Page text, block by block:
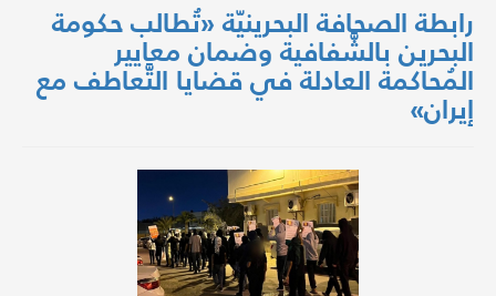
رابطة الصحافة البحرينيّة «تُطالب حكومة
البحرين بالشَّفافية وضمان معايير
المُحاكمة العادلة في قضايا التَّعاطف مع
إيران»